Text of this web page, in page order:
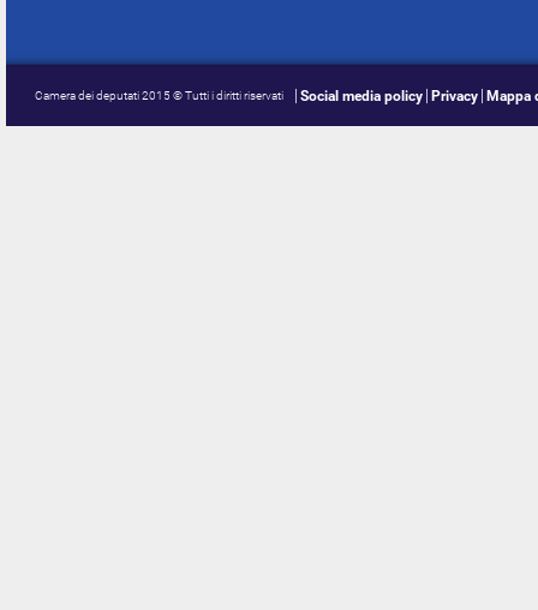
Camera dei deputati 2015 © Tutti i diritti riservati Social media policy Privacy Mappa